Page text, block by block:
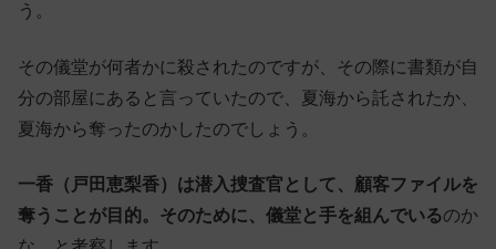
う。
その儀堂が何者かに殺されたのですが、その際に書類が自
分の部屋にあると言っていたので、夏海から託されたか、
夏海から奪ったのかしたのでしょう。
一香（戸田恵梨香）は潜入捜査官として、顧客ファイルを
奪うことが目的。そのために、儀堂と手を組んでいるのか